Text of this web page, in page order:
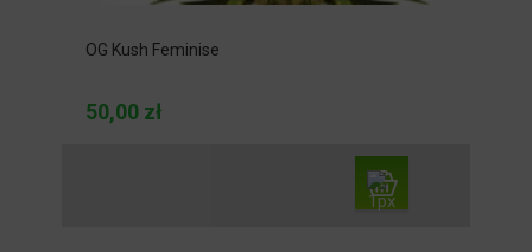
OG Kush Feminise
50,00 zł